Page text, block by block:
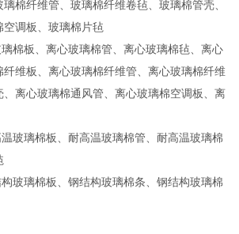
棉纤维管、玻璃棉纤维卷毡、玻璃棉管壳、
调板、玻璃棉片毡
棉板、离心玻璃棉管、离心玻璃棉毡、离心
维板、离心玻璃棉纤维管、离心玻璃棉纤维
离心玻璃棉通风管、离心玻璃棉空调板、离
玻璃棉板、耐高温玻璃棉管、耐高温玻璃棉
玻璃棉板、钢结构玻璃棉条、钢结构玻璃棉